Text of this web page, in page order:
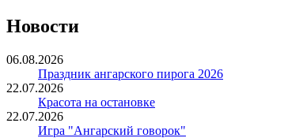
Новости
06.08.2026
Праздник ангарского пирога 2026
22.07.2026
Красота на остановке
22.07.2026
Игра "Ангарский говорок"